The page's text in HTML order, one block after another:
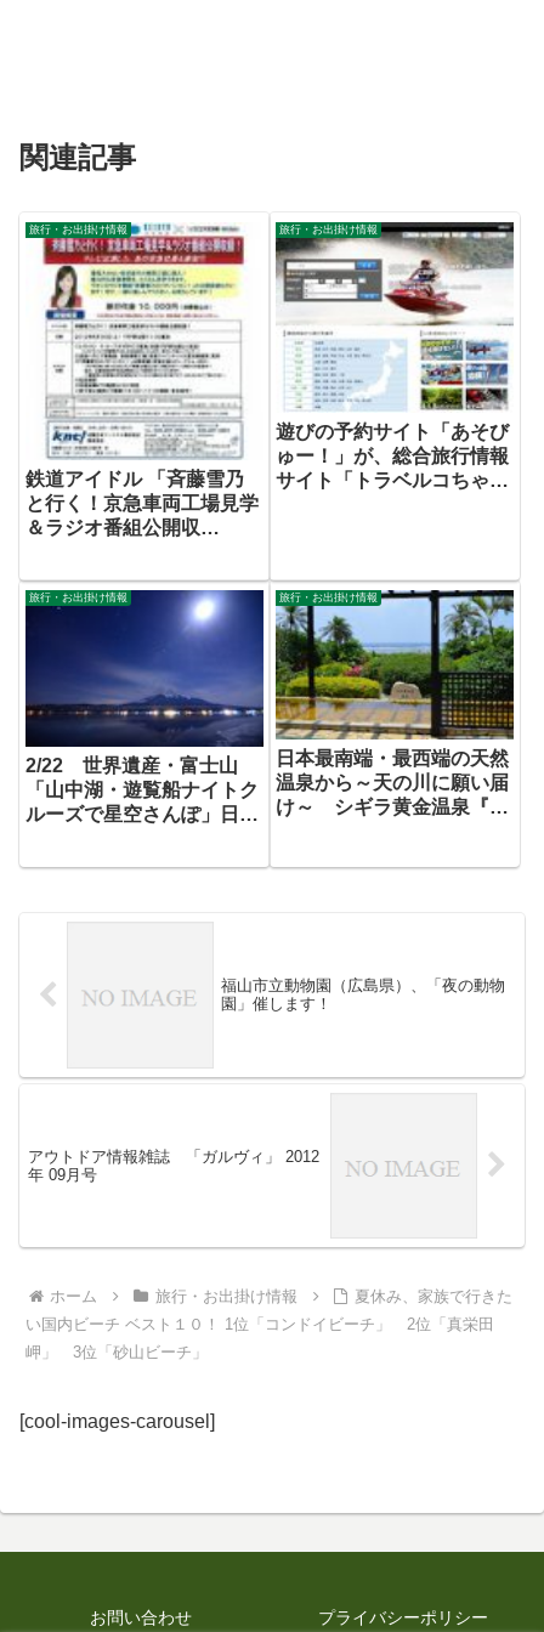
関連記事
旅行・お出掛け情報
鉄道アイドル 「斉藤雪乃
と行く！京急車両工場見学
＆ラジオ番組公開収
旅行・お出掛け情報
遊びの予約サイト「あそび
ゅー！」が、総合旅行情報
サイト「トラベルコちゃ
旅行・お出掛け情報
2/22 世界遺産・富士山
「山中湖・遊覧船ナイトク
ルーズで星空さんぽ」日帰
旅行・お出掛け情報
日本最南端・最西端の天然
温泉から～天の川に願い届
け～ シギラ黄金温泉『七
福山市立動物園（広島県）、「夜の動物
園」催します！
アウトドア情報雑誌 「ガルヴィ」 2012
年 09月号
ホーム 旅行・お出掛け情報
夏休み、家族で行きた
い国内ビーチ ベスト１０！ 1位「コンドイビーチ」 2位「真栄田
岬」 3位「砂山ビーチ」
[cool-images-carousel]
お問い合わせ プライバシーポリシー